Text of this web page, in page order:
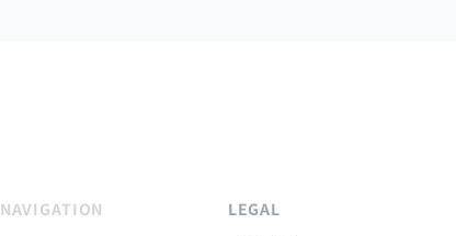
NAVIGATION LEGAL